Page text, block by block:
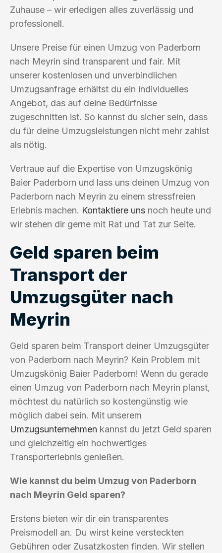
Zuhause – wir erledigen alles zuverlässig und
professionell.
Unsere Preise für einen Umzug von Paderborn
nach Meyrin sind transparent und fair. Mit
unserer kostenlosen und unverbindlichen
Umzugsanfrage erhältst du ein individuelles
Angebot, das auf deine Bedürfnisse
zugeschnitten ist. So kannst du sicher sein, dass
du für deine Umzugsleistungen nicht mehr zahlst
als nötig.
Vertraue auf die Expertise von Umzugskönig
Baier Paderborn und lass uns deinen Umzug von
Paderborn nach Meyrin zu einem stressfreien
Erlebnis machen. Kontaktiere uns noch heute und
wir stehen dir gerne mit Rat und Tat zur Seite.
Geld sparen beim
Transport der
Umzugsgüter nach
Meyrin
Geld sparen beim Transport deiner Umzugsgüter
von Paderborn nach Meyrin? Kein Problem mit
Umzugskönig Baier Paderborn! Wenn du gerade
einen Umzug von Paderborn nach Meyrin planst,
möchtest du natürlich so kostengünstig wie
möglich dabei sein. Mit unserem
Umzugsunternehmen kannst du jetzt Geld sparen
und gleichzeitig ein hochwertiges
Transporterlebnis genießen.
Wie kannst du beim Umzug von Paderborn
nach Meyrin Geld sparen?
Erstens bieten wir dir ein transparentes
Preismodell an. Du wirst keine versteckten
Gebühren oder Zusatzkosten finden. Wir stellen